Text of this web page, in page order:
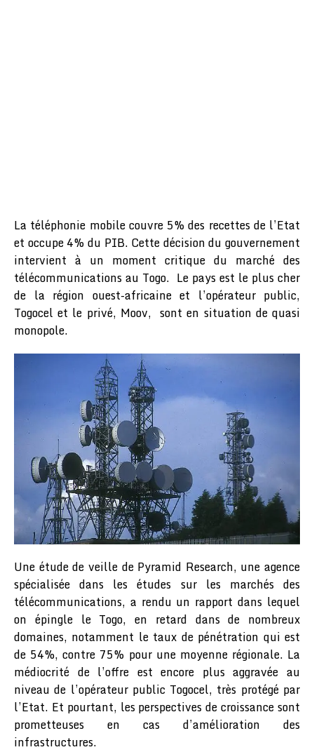
La téléphonie mobile couvre 5% des recettes de l’Etat
et occupe 4% du PIB. Cette décision du gouvernement
intervient à un moment critique du marché des
télécommunications au Togo. Le pays est le plus cher
de la région ouest-africaine et l’opérateur public,
Togocel et le privé, Moov, sont en situation de quasi
monopole.
Une étude de veille de Pyramid Research, une agence
spécialisée dans les études sur les marchés des
télécommunications, a rendu un rapport dans lequel
on épingle le Togo, en retard dans de nombreux
domaines, notamment le taux de pénétration qui est
de 54%, contre 75% pour une moyenne régionale. La
médiocrité de l’offre est encore plus aggravée au
niveau de l’opérateur public Togocel, très protégé par
l’Etat. Et pourtant, les perspectives de croissance sont
prometteuses en cas d’amélioration des
infrastructures.